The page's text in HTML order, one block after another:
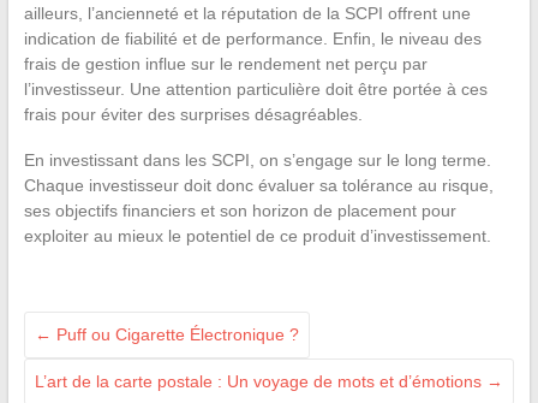
ailleurs, l’ancienneté et la réputation de la SCPI offrent une
indication de fiabilité et de performance. Enfin, le niveau des
frais de gestion influe sur le rendement net perçu par
l’investisseur. Une attention particulière doit être portée à ces
frais pour éviter des surprises désagréables.
En investissant dans les SCPI, on s’engage sur le long terme.
Chaque investisseur doit donc évaluer sa tolérance au risque,
ses objectifs financiers et son horizon de placement pour
exploiter au mieux le potentiel de ce produit d’investissement.
← Puff ou Cigarette Électronique ?
L’art de la carte postale : Un voyage de mots et d’émotions →